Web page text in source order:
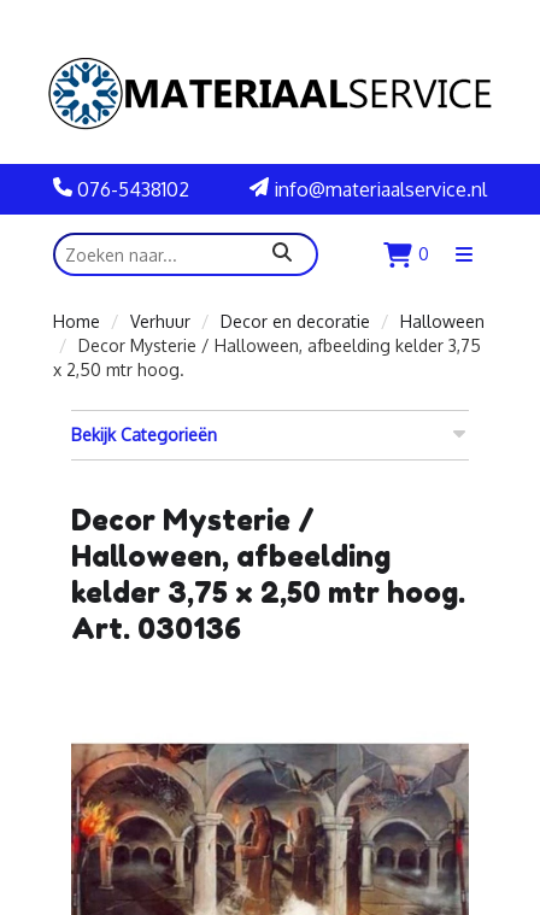
076-5438102 info@materiaalservice.nl
zoeken 0
Menu
Home
Verhuur Decor en decoratie
Halloween
Decor Mysterie / Halloween, afbeelding kelder 3,75
x 2,50 mtr hoog.
Bekijk Categorieën
Decor Mysterie /
Halloween, afbeelding
kelder 3,75 x 2,50 mtr hoog.
Art. 030136